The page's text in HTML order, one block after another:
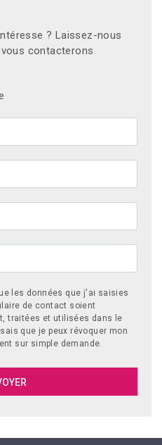
? Laissez-nous
contacterons
les données que j'ai saisies
de contact soient
traitées et utilisées dans le
que je peux révoquer mon
sur simple demande.